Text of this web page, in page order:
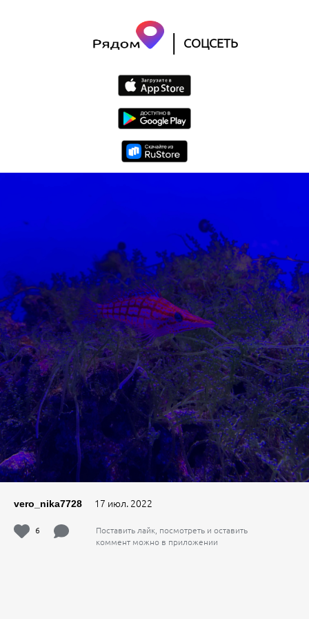
| СОЦСЕТЬ
vero_nika7728 17 июл. 2022
6
Поставить лайк, посмотреть и оставить
коммент можно в приложении